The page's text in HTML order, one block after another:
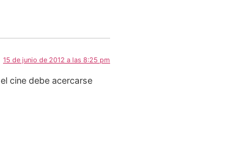
15 de junio de 2012 a las 8:25 pm
cine debe acercarse